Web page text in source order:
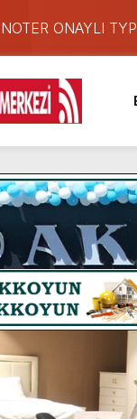
NOTER ONAYLI
KAFUM Fuar Alanı
Afşinli bir
Madrigal, Perşembe
KEDİNİZ Mİ VAR?
Cumhurbaşkanı
Afşin Heyetinden
Vatandaşlardan
Pusula Maraş
Uluslararası Bisiklet